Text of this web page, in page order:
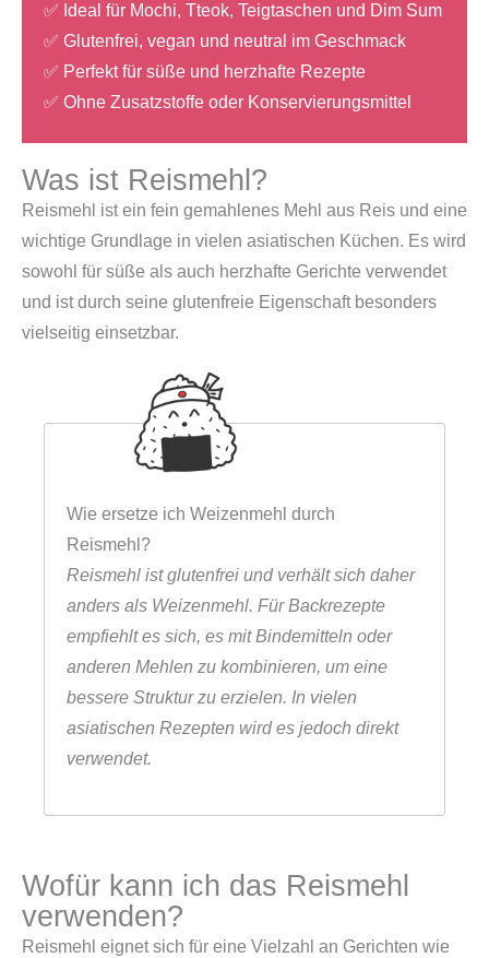
✅ Ideal für Mochi, Tteok, Teigtaschen und Dim Sum
✅ Glutenfrei, vegan und neutral im Geschmack
✅ Perfekt für süße und herzhafte Rezepte
✅ Ohne Zusatzstoffe oder Konservierungsmittel
Was ist Reismehl?
Reismehl ist ein fein gemahlenes Mehl aus Reis und eine
wichtige Grundlage in vielen asiatischen Küchen. Es wird
sowohl für süße als auch herzhafte Gerichte verwendet
und ist durch seine glutenfreie Eigenschaft besonders
vielseitig einsetzbar.
Wie ersetze ich Weizenmehl durch
Reismehl?
Reismehl ist glutenfrei und verhält sich daher
anders als Weizenmehl. Für Backrezepte
empfiehlt es sich, es mit Bindemitteln oder
anderen Mehlen zu kombinieren, um eine
bessere Struktur zu erzielen. In vielen
asiatischen Rezepten wird es jedoch direkt
verwendet.
Wofür kann ich das Reismehl
verwenden?
Reismehl eignet sich für eine Vielzahl an Gerichten wie